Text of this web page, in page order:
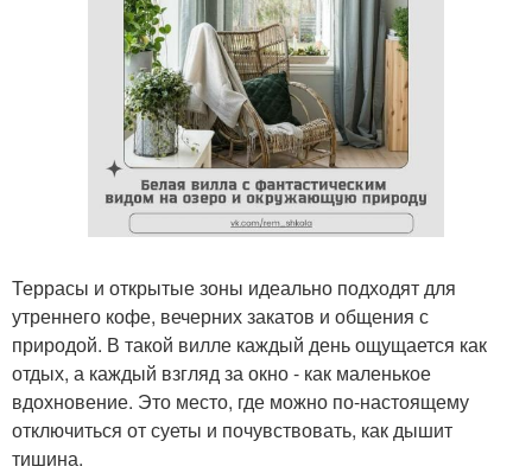
Террасы и открытые зоны идеально подходят для
утреннего кофе, вечерних закатов и общения с
природой. В такой вилле каждый день ощущается как
отдых, а каждый взгляд за окно - как маленькое
вдохновение. Это место, где можно по-настоящему
отключиться от суеты и почувствовать, как дышит
тишина.